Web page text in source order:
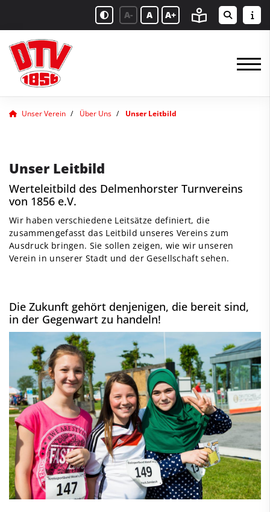
A- A A+
Unser Verein Über Uns Unser Leitbild
Unser Leitbild
Werteleitbild des Delmenhorster Turnvereins
von 1856 e.V.
Wir haben verschiedene Leitsätze definiert, die
zusammengefasst das Leitbild unseres Vereins zum
Ausdruck bringen. Sie sollen zeigen, wie wir unseren
Verein in unserer Stadt und der Gesellschaft sehen.
Die Zukunft gehört denjenigen, die bereit sind,
in der Gegenwart zu handeln!